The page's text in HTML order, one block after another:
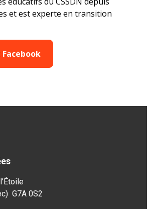
et est experte en transition
G7A 0S2